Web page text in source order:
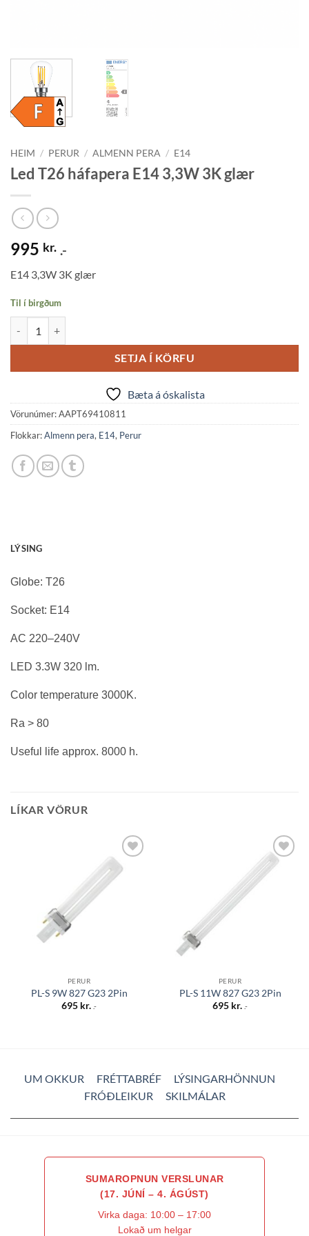
HEIM / PERUR / ALMENN PERA / E14
Led T26 háfapera E14 3,3W 3K glær
995 kr. .-
E14 3,3W 3K glær
Til í birgðum
SETJA Í KÖRFU
Bæta á óskalista
Vörunúmer:AAPT69410811
Flokkar:Almenn pera, E14, Perur
LÝSING
Globe: T26
Socket: E14
AC 220–240V
LED 3.3W 320 lm.
Color temperature 3000K.
Ra > 80
Useful life approx. 8000 h.
LÍKAR VÖRUR
Bæta á
óskalista
PERUR
PL-S 9W 827 G23 2Pin
695 kr. .-
Bæta á
óskalista
PERUR
PL-S 11W 827 G23 2Pin
695 kr. .-
UM OKKUR FRÉTTABRÉF
LÝSINGARHÖNNUN
FRÓÐLEIKUR
SKILMÁLAR
SUMAROPNUN VERSLUNAR
(17. JÚNÍ – 4. ÁGÚST)
Virka daga: 10:00 – 17:00
Lokað um helgar